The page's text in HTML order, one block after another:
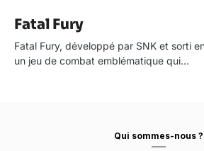
Fatal Fury
Fatal Fury, développé par SNK et sorti
un jeu de combat emblématique qui…
Qui sommes-nous ?